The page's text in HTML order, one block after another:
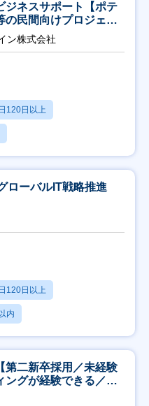
ジネスサポート【ポテ
の民間向けプロジェク
ン株式会社
120日以上
ローバルIT戦略推進
120日以上
内
第二新卒採用／未経験
ングが経験できる／研